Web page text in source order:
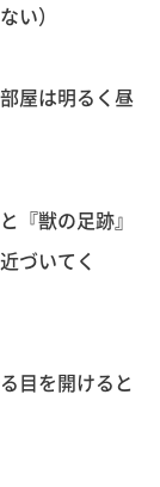
い）
屋は明るく昼
『獣の足跡』
づいてく
目を開けると